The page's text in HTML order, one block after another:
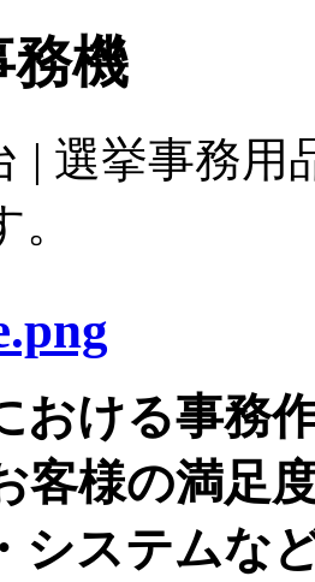
務機
| 選挙事務
おける事務
客様の満足
システムな